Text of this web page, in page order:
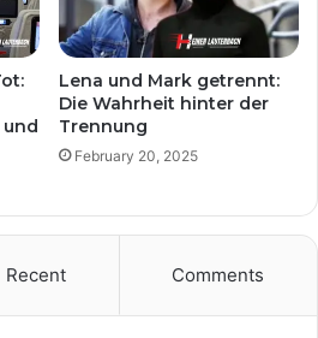
Lena und Mark getrennt:
Die Wahrheit hinter der
Trennung
February 20, 2025
Recent Comments